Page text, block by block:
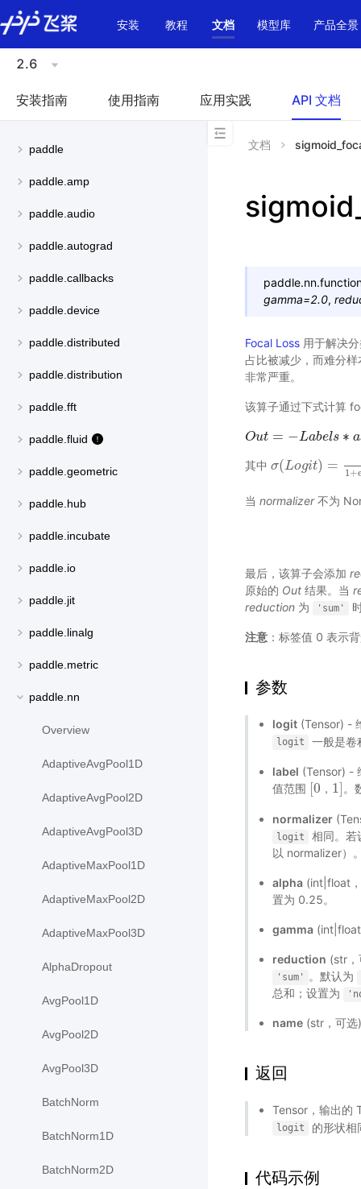
\u200E
安装
教程 文档 模型库 产品全景
2.6
安装指南 使用指南 应用实践 API 文档
paddle
paddle.amp
paddle.audio
paddle.autograd
paddle.callbacks
paddle.device
paddle.distributed
paddle.distribution
paddle.fft
paddle.fluid
paddle.geometric
paddle.hub
paddle.incubate
paddle.io
paddle.jit
paddle.linalg
paddle.metric
paddle.nn
Overview
AdaptiveAvgPool1D
AdaptiveAvgPool2D
AdaptiveAvgPool3D
AdaptiveMaxPool1D
AdaptiveMaxPool2D
AdaptiveMaxPool3D
AlphaDropout
AvgPool1D
AvgPool2D
AvgPool3D
BatchNorm
BatchNorm1D
BatchNorm2D
文档
gamma=2.0,
Focal Loss 用于解决
占比被减少，而难分
非常严重。
该算子通过下式计算
Out = −Labels ∗ a
Ou t=−
其中 σ(Logit) = 1+
σ(Logit)=1 1+ exp
当 normalizer不为
最后，该算子会添加
原始的 Out 结果。当
reduction 为 'sum'
注意 ：标签值 0 表示
参数
logit (Tensor) -
logit 一般是卷
label (Tensor) -
值范围 [0 ， 1]
[0 ， 1 。
normalizer
logit
相同。若
以 normalizer）
alpha (int|float
置为 0.25。
gamma
reduction (str，
'sum' 。默认为
总和；设置为
name (str，可
返回
Tensor，输出的
logit 的形状
代码示例